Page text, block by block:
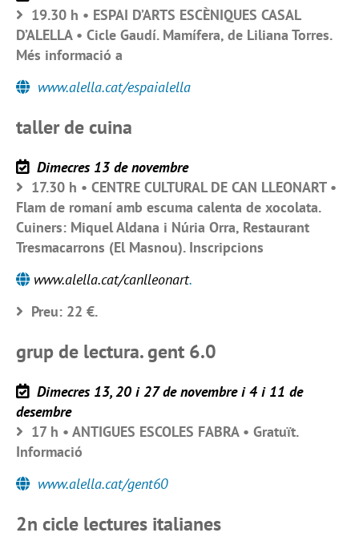
19.30 h • ESPAI D’ARTS ESCÈNIQUES CASAL
D’ALELLA • Cicle Gaudí. Mamífera, de Liliana Torres.
Més informació a
www.alella.cat/espaialella
taller de cuina
Dimecres 13 de novembre
17.30 h • CENTRE CULTURAL DE CAN LLEONART •
Flam de romaní amb escuma calenta de xocolata.
Cuiners: Miquel Aldana i Núria Orra, Restaurant
Tresmacarrons (El Masnou). Inscripcions
www.alella.cat/canlleonart.
Preu: 22 €.
grup de lectura. gent 6.0
Dimecres 13, 20 i 27 de novembre i 4 i 11 de
desembre
17 h • ANTIGUES ESCOLES FABRA • Gratuït.
Informació
www.alella.cat/gent60
2n cicle lectures italianes